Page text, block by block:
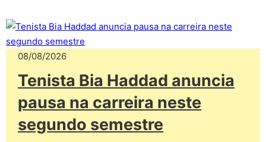
08/08/2026
Tenista Bia Haddad anuncia
pausa na carreira neste
segundo semestre